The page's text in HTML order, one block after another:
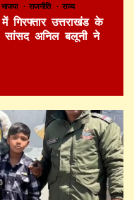
भाजपा राजनीति राज्य
गिरफ्तार उत्तराखंड के
अनिल बलूनी ने